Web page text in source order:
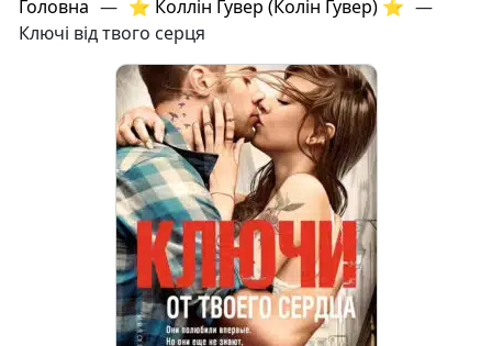
Головна — ⭐ Коллін Гувер (Колін Гувер) ⭐ —
Ключі від твого серця